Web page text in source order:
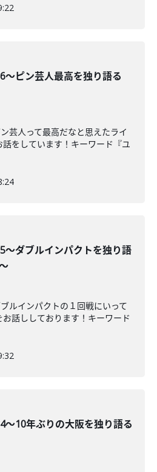
〜ピン芸人最高を独り語る
芸人って最高だなと思えたライ
をしています！キーワード『ユ
〜ダブルインパクトを独り語
ルインパクトの１回戦にいって
話ししております！キーワード
〜10年ぶりの大阪を独り語る